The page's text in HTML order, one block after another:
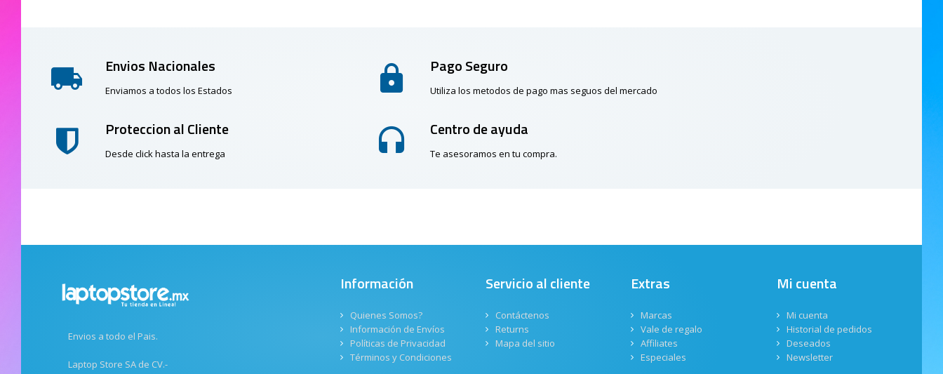
Envios Nacionales
Enviamos a todos los Estados
Pago Seguro
Utiliza los metodos de pago mas seguos del mercado
Proteccion al Cliente
Desde click hasta la entrega
Centro de ayuda
Te asesoramos en tu compra.
Envios a todo el Pais.
Laptop Store SA de CV.-
Información
Quienes Somos?
Información de Envíos
Políticas de Privacidad
Términos y Condiciones
Servicio al cliente
Contáctenos
Returns
Mapa del sitio
Extras
Marcas
Vale de regalo
Affiliates
Especiales
Mi cuenta
Mi cuenta
Historial de pedidos
Deseados
Newsletter